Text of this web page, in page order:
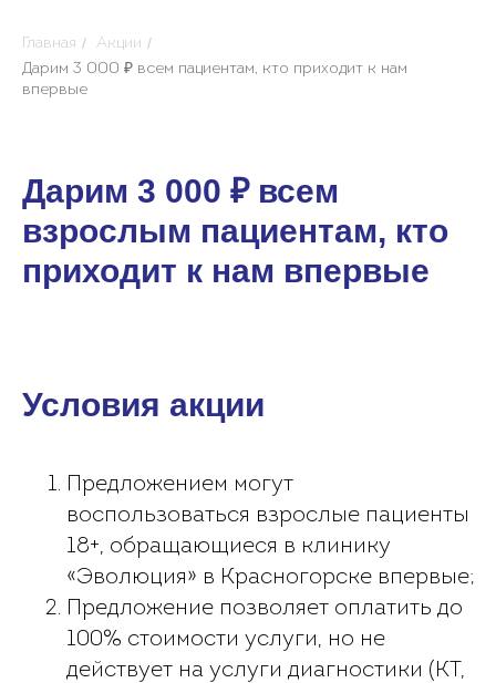
Главная / Акции /
Дарим 3 000 ₽ всем пациентам, кто приходит к нам
впервые
Дарим 3 000 ₽ всем
взрослым пациентам, кто
приходит к нам впервые
Условия акции
Предложением могут
воспользоваться взрослые пациенты
18+, обращающиеся в клинику
«Эволюция» в Красногорске впервые;
Предложение позволяет оплатить до
100% стоимости услуги, но не
действует на услуги диагностики (КТ,